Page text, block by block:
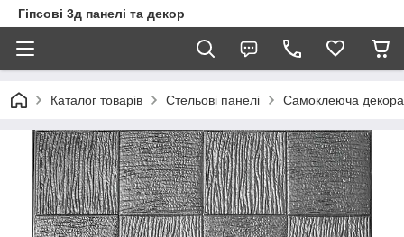
Гіпсові 3д панелі та декор
Каталог товарів Стельові панелі Самоклеюча